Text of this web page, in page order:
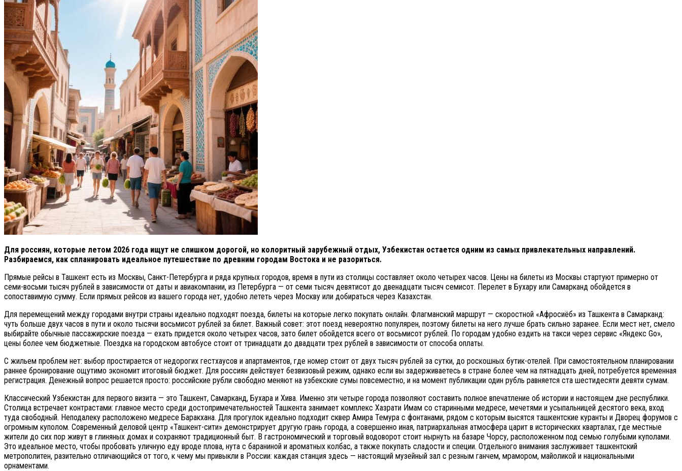
Для россиян, которые летом 2026 года ищут не слишком дорогой, но колоритный зарубежный отдых, Узбекистан остается одним из самых привлекательных направлений.
Разбираемся, как спланировать идеальное путешествие по древним городам Востока и не разориться.
Прямые рейсы в Ташкент есть из Москвы, Санкт-Петербурга и ряда крупных городов, время в пути из столицы составляет около четырех часов. Цены на билеты из Москвы стартуют примерно от
семи-восьми тысяч рублей в зависимости от даты и авиакомпании, из Петербурга — от семи тысяч девятисот до двенадцати тысяч семисот. Перелет в Бухару или Самарканд обойдется в
сопоставимую сумму. Если прямых рейсов из вашего города нет, удобно лететь через Москву или добираться через Казахстан.
Для перемещений между городами внутри страны идеально подходят поезда, билеты на которые легко покупать онлайн. Флагманский маршрут — скоростной «Афросиёб» из Ташкента в Самарканд:
чуть больше двух часов в пути и около тысячи восьмисот рублей за билет. Важный совет: этот поезд невероятно популярен, поэтому билеты на него лучше брать сильно заранее. Если мест нет, смело
выбирайте обычные пассажирские поезда — ехать придется около четырех часов, зато билет обойдется всего от восьмисот рублей. По городам удобно ездить на такси через сервис «Яндекс Go»,
цены более чем бюджетные. Поездка на городском автобусе стоит от тринадцати до двадцати трех рублей в зависимости от способа оплаты.
С жильем проблем нет: выбор простирается от недорогих гестхаусов и апартаментов, где номер стоит от двух тысяч рублей за сутки, до роскошных бутик-отелей. При самостоятельном планировании
раннее бронирование ощутимо экономит итоговый бюджет. Для россиян действует безвизовый режим, однако если вы задерживаетесь в стране более чем на пятнадцать дней, потребуется временная
регистрация. Денежный вопрос решается просто: российские рубли свободно меняют на узбекские сумы повсеместно, и на момент публикации один рубль равняется ста шестидесяти девяти сумам.
Классический Узбекистан для первого визита — это Ташкент, Самарканд, Бухара и Хива. Именно эти четыре города позволяют составить полное впечатление об истории и настоящем дне республики.
Столица встречает контрастами: главное место среди достопримечательностей Ташкента занимает комплекс Хазрати Имам со старинными медресе, мечетями и усыпальницей десятого века, вход
туда свободный. Неподалеку расположено медресе Баракхана. Для прогулок идеально подходит сквер Амира Темура с фонтанами, рядом с которым высятся ташкентские куранты и Дворец форумов с
огромным куполом. Современный деловой центр «Ташкент-сити» демонстрирует другую грань города, а совершенно иная, патриархальная атмосфера царит в исторических кварталах, где местные
жители до сих пор живут в глиняных домах и сохраняют традиционный быт. В гастрономический и торговый водоворот стоит нырнуть на базаре Чорсу, расположенном под семью голубыми куполами.
Это идеальное место, чтобы пробовать уличную еду вроде плова, нута с бараниной и ароматных колбас, а также покупать сладости и специи. Отдельного внимания заслуживает ташкентский
метрополитен, разительно отличающийся от того, к чему мы привыкли в России: каждая станция здесь — настоящий музейный зал с резным ганчем, мрамором, майоликой и национальными
орнаментами.